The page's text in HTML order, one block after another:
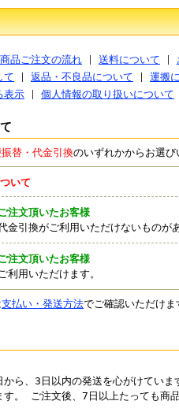
商品ご注文の流れ 送料について
て
返品・不良品について 運搬
表示
個人情報の取り扱いについて
替・代金引換のいずれかからお選び
いて
注文頂いたお客様
金引換がご利用いただけないものが
注文頂いたお客様
利用いただけます。
支払い・発送方法でご確認いただけま
から、3日以内の発送を心がけてい
す。 ご注文後、7日以上たっても商